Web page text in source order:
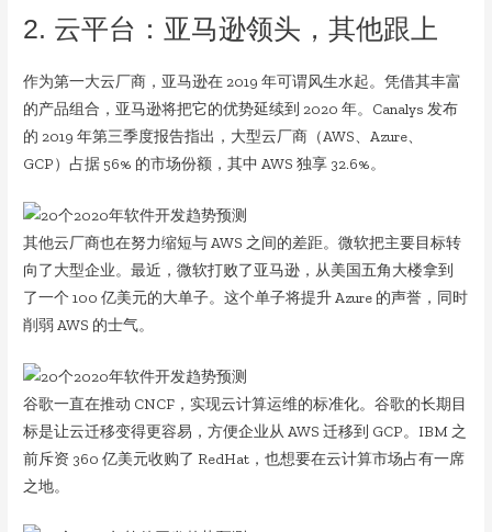
2. 云平台：亚马逊领头，其他跟上
作为第一大云厂商，亚马逊在 2019 年可谓风生水起。凭借其丰富
的产品组合，亚马逊将把它的优势延续到 2020 年。Canalys 发布
的 2019 年第三季度报告指出，大型云厂商（AWS、Azure、
GCP）占据 56% 的市场份额，其中 AWS 独享 32.6%。
其他云厂商也在努力缩短与 AWS 之间的差距。微软把主要目标转
向了大型企业。最近，微软打败了亚马逊，从美国五角大楼拿到
了一个 100 亿美元的大单子。这个单子将提升 Azure 的声誉，同时
削弱 AWS 的士气。
谷歌一直在推动 CNCF，实现云计算运维的标准化。谷歌的长期目
标是让云迁移变得更容易，方便企业从 AWS 迁移到 GCP。IBM 之
前斥资 360 亿美元收购了 RedHat，也想要在云计算市场占有一席
之地。